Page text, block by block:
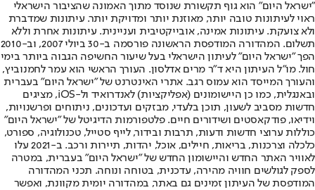
"ישראל היום" הוא גוף תקשורת שנוסד מתוך האמונה שהציבור הישראלי
ראוי לעיתונות טובה יותר, מאוזנת יותר ומדויקת יותר. עיתונות שמדברת
ולא צועקת. עיתונות אמינה, אובייקטיבית ועניינית. עיתונות אחרת וללא
תשלום. המהדורה המודפסת הראשונה פורסמה ב-30 ביולי 2007, וב-2010
הפך "ישראל היום" לעיתון הישראלי בעל שיעור החשיפה הגבוה ביותר בימי
חול. מו"ל העיתון היא ד"ר מרים אדלסון. העורך הראשי הוא עמר לחמנוביץ,
והעורך המייסד הוא עמוס רגב. אתרי האינטרנט של "ישראל היום" בעברית
ובאנגלית, כמו כן היישומונים (אפליקציות) לאנדרואיד ול-iOS, מציגים
חדשות מסביב לשעון, תוכן בלעדי, מבזקים ועדכונים, ניתוחים ופרשנויות,
וידיאו, פודקאסטים ושידורים חיים. פלטפורמות הדיגיטל של "ישראל היום"
כוללות ערוצי חדשות ודעות, תרבות ובידור, לייף סטייל, טכנולוגיה, ספורט,
כלכלה וצרכנות, בריאות, חיילים, אוכל, יהדות, תיירות ורכב. ב-2021 עלו
לאוויר האתר החדש והיישומון החדש של "ישראל היום" בעברית, במטרה
לספק לגולשים חוויה מהירה, עדכנית, בטוחה ונוחה. תכני המהדורה
המודפסת של העיתון זמינים גם באתר, במהדורה יומית מקוונת, ואפשר